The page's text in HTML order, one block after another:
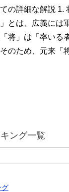
の詳細な解説 1.
とは、広義には
将」は「率いる
のため、元来「
ング一覧
グ